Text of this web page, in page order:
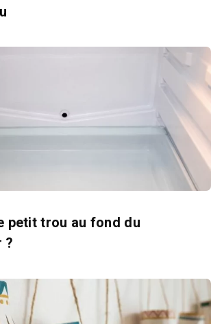
petit trou au fond du
?